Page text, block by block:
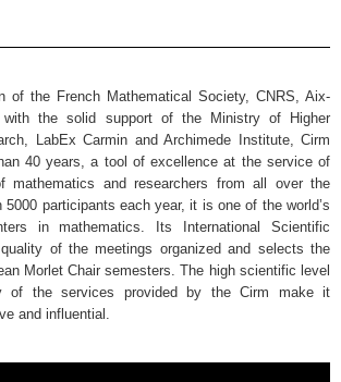
of the French Mathematical Society, CNRS, Aix-
with the solid support of the Ministry of Higher
LabEx Carmin and Archimede Institute, Cirm
40 years, a tool of excellence at the service of
mathematics and researchers from all over the
participants each year, it is one of the world’s
in mathematics. Its International Scientific
of the meetings organized and selects the
Morlet Chair semesters. The high scientific level
of the services provided by the Cirm make it
and influential.